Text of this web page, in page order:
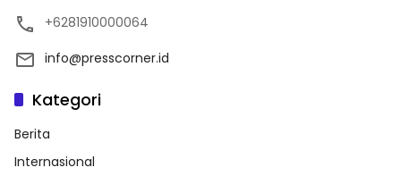
+6281910000064
info@presscorner.id
Kategori
Berita
Internasional